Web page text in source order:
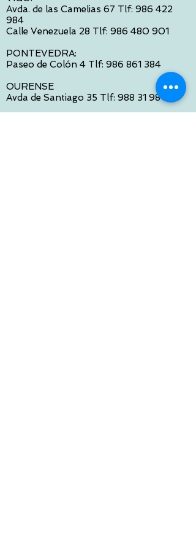
Avda. de las Camelias 67 Tlf: 986 422
984
Calle Venezuela 28 Tlf: 986 480 901
PONTEVEDRA:
Paseo de Colón 4 Tlf: 986 861 384
OURENSE
Avda de Santiago 35 Tlf: 988 31 98 26